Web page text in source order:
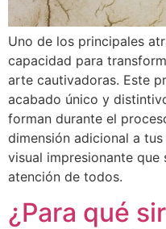
Uno de los principales
capacidad para
arte cautivadoras. Este
acabado único y
forman durante el
dimensión adicional a
visual impresionante que
atención de todos.
¿Para qué